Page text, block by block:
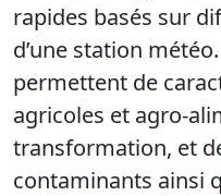
rapides basés sur
d’une station
permettent de
agricoles et agro-
transformation, et
contaminants ainsi